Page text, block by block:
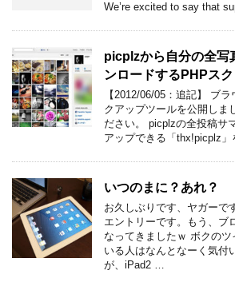
We’re excited to say that
picplzから自分の全写
ンロードするPHPスク
【2012/06/05：追記】 ブ
クアップツールを公開しま
ださい。 picplzの全投稿サ
アップできる「thx!picplz
いつのまに？あれ？
お久しぶりです、ヤガーで
エントリーです。もう、ブ
なってきましたｗ ボクの
いる人はなんとなーく気付
が、iPad2 …